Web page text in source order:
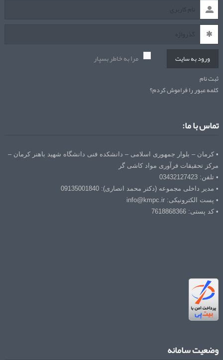
ورود به سایت مرا به خاطر بسپار
ثبت نام
کلمه عبور را فراموش کردم؟
تماس با ما:
• کرمان – بلوار جمهوری اسلامی – دانشکده فنی دانشگاه شهید باهنر کرمان –
مرکز تحقیقات فرآوری مواد کاشی گر
• تلفن: 03432127423
• مدیر داخلی مجموعه (دکتر محمد انصاری): 09135001840
• پست الکترونیکی: info@kmpc.ir
• کد پستی: 7618868366
وضعیت سامانه